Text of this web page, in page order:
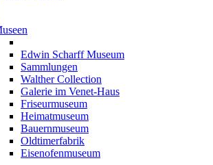
Edwin Scharff Museum
Sammlungen
Walther Collection
Galerie im Venet-Haus
Friseurmuseum
Heimatmuseum
Bauernmuseum
Oldtimerfabrik
Eisenofenmuseum